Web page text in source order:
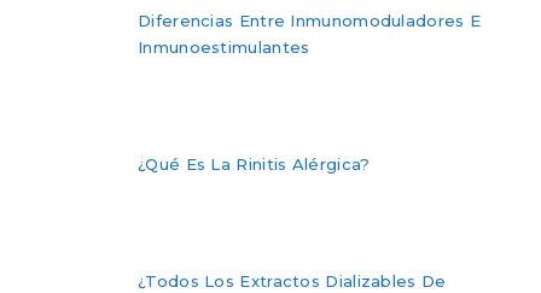
Diferencias Entre Inmunomoduladores E
Inmunoestimulantes
¿Qué Es La Rinitis Alérgica?
¿Todos Los Extractos Dializables De